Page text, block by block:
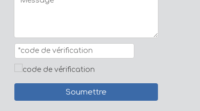
Soumettre